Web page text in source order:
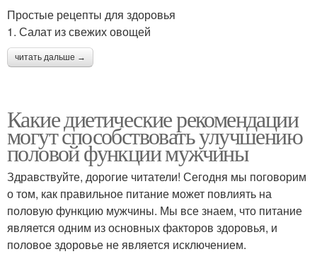
Простые рецепты для здоровья
1. Салат из свежих овощей
читать дальше →
Какие диетические рекомендации
могут способствовать улучшению
половой функции мужчины
Здравствуйте, дорогие читатели! Сегодня мы поговорим
о том, как правильное питание может повлиять на
половую функцию мужчины. Мы все знаем, что питание
является одним из основных факторов здоровья, и
половое здоровье не является исключением.